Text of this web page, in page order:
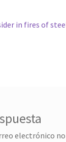
in fires of
electrónico